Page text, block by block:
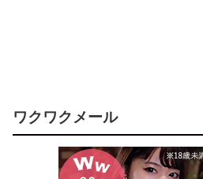
ワクワクメール